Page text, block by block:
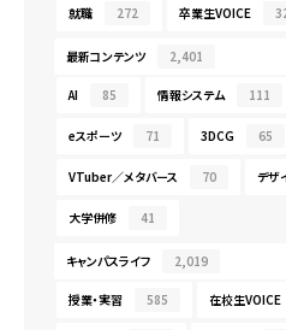
就職 272 卒業生VOICE
最新コンテンツ 2,401
AI 85 情報システム 111
eスポーツ 71 3DCG 65
VTuber／メタバース 70 デザ
大学併修 41
キャンパスライフ 2,019
授業・実習 585 在校生VOICE